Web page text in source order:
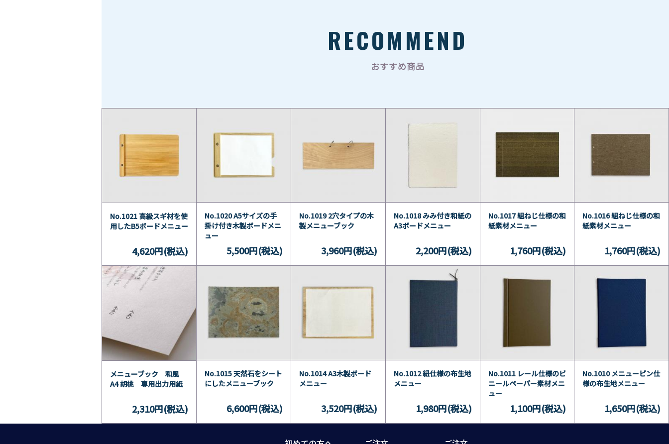
RECOMMEND
おすすめ商品
No.1021 高級スギ材を使
用したB5ボードメニュー
4,620円(税込)
No.1020 A5サイズの手
掛け付き木製ボードメニ
ュー
5,500円(税込)
No.1019 2穴タイプの木
製メニューブック
3,960円(税込)
No.1018 みみ付き和紙の
A3ボードメニュー
2,200円(税込)
No.1017 組ねじ仕様の和
紙素材メニュー
1,760円(税込)
No.1016 組ねじ仕様の和
紙素材メニュー
1,760円(税込)
メニューブック 和風
A4 胡桃 専用出力用紙
2,310円(税込)
No.1015 天然石をシート
にしたメニューブック
6,600円(税込)
No.1014 A3木製ボード
メニュー
3,520円(税込)
No.1012 紐仕様の布生地
メニュー
1,980円(税込)
No.1011 レール仕様のビ
ニールペーパー素材メニ
ュー
1,100円(税込)
No.1010 メニューピン仕
様の布生地メニュー
1,650円(税込)